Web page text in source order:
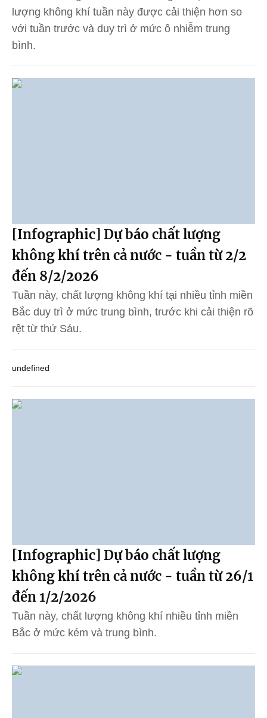
lượng không khí tuần này được cải thiện hơn so
với tuần trước và duy trì ở mức ô nhiễm trung
bình.
[Infographic] Dự báo chất lượng
không khí trên cả nước - tuần từ 2/2
đến 8/2/2026
Tuần này, chất lượng không khí tại nhiều tỉnh miền
Bắc duy trì ở mức trung bình, trước khi cải thiện rõ
rệt từ thứ Sáu.
undefined
[Infographic] Dự báo chất lượng
không khí trên cả nước - tuần từ 26/1
đến 1/2/2026
Tuần này, chất lượng không khí nhiều tỉnh miền
Bắc ở mức kém và trung bình.